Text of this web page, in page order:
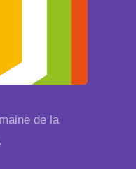
de la